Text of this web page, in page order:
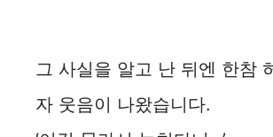
그 사실을 알고 난 뒤엔 한참
자 웃음이 나왔습니다.